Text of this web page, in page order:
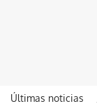
Últimas noticias